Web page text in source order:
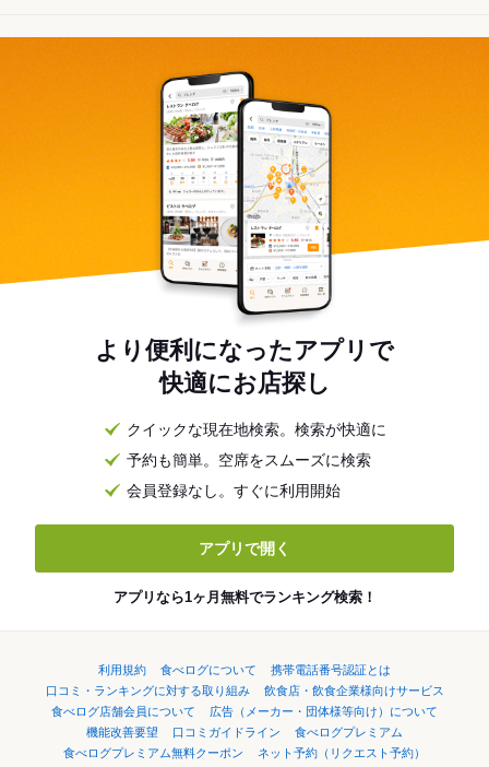
より便利になったアプリで
快適にお店探し
クイックな現在地検索。検索が快適に
予約も簡単。空席をスムーズに検索
会員登録なし。すぐに利用開始
アプリで開く
アプリなら1ヶ月無料でランキング検索！
利用規約 食べログについて
携帯電話番号認証とは
口コミ・ランキングに対する取り組み
飲食店・飲食企業様向けサービス
食べログ店舗会員について
広告（メーカー・団体様等向け）について
機能改善要望
口コミガイドライン
食べログプレミアム
食べログプレミアム無料クーポン
ネット予約（リクエスト予約）